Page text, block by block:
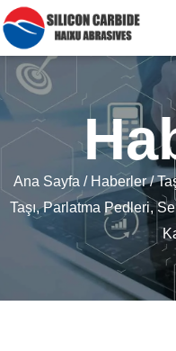
Ana Sayfa / Haberler/
Taşı, Parlatma Pedleri,